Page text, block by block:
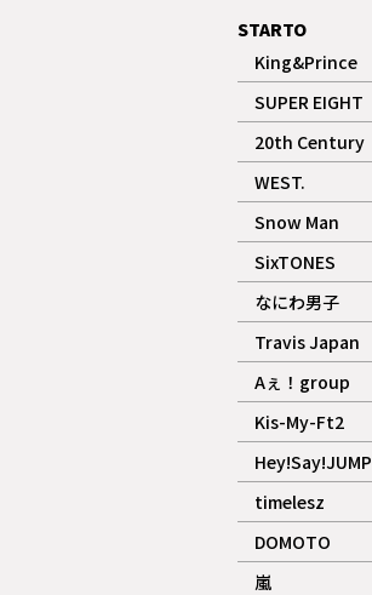
STARTO
King&Prince
記事
SUPER EIGHT
記事
20th Century
記事
WEST.
記事
Snow Man
記事
ギャラリー
SixTONES
記事
ギャラリー
なにわ男子
記事
Travis Japan
記事
Aぇ！group
記事
Kis-My-Ft2
記事
ギャラリー
Hey!Say!JUMP
記事
timelesz
記事
DOMOTO
記事
嵐